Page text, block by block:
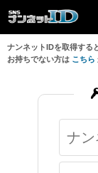
ナンネットIDを取得する
お持ちでない方は こちら